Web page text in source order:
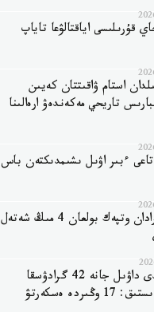
قۇرىلىسى اياقتالۋعا تاياپ
70 جىلدان استام ۋاقىتتان كەيىن
تاريحي مەكەندەۋ ارەالىنا
تاعى ءبىر اۋىل ىشىمدىكتەن باس
شىلدەدە شەكارادان وتپەك بولعان 4 مىڭ شەتەل
نايزاعاي، شاڭدى داۋىل جانە 42 گرادۋسقا
دەيىنگى اپتاپ ىستىق: 17 وڭىردە ەسكەرتۋ